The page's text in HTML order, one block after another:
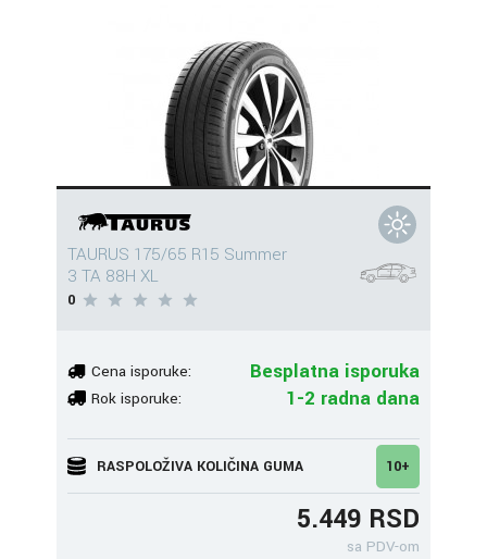
TAURUS 175/65 R15 Summer
3 TA 88H XL
0
Cena isporuke: Besplatna isporuka
Rok isporuke: 1-2 radna dana
RASPOLOŽIVA KOLIČINA GUMA 10+
5.449 RSD
sa PDV-om